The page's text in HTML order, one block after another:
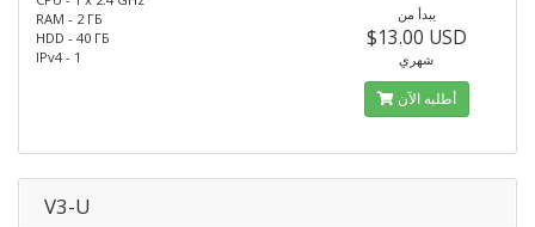
RAM - 2 ГБ
HDD - 40 ГБ
IPv4 - 1
يبدأ من
$13.00 USD
شهري
أطلبه الآن
V3-U